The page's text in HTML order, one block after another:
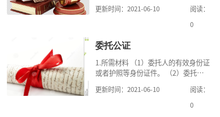
国《民法典》第一千一百二十一条规
定，继承从被继承人死亡时开始。 2.
更新时间：2021-06-10
阅读：
0
委托公证
1.所需材料 （1）委托人的有效身份证
或者护照等身份证件。 （2）委托人
人提供《常住人口登记卡》本人页原
件及经过户籍所在单位盖章的首页复
更新时间：2021-06-10
阅读：
0